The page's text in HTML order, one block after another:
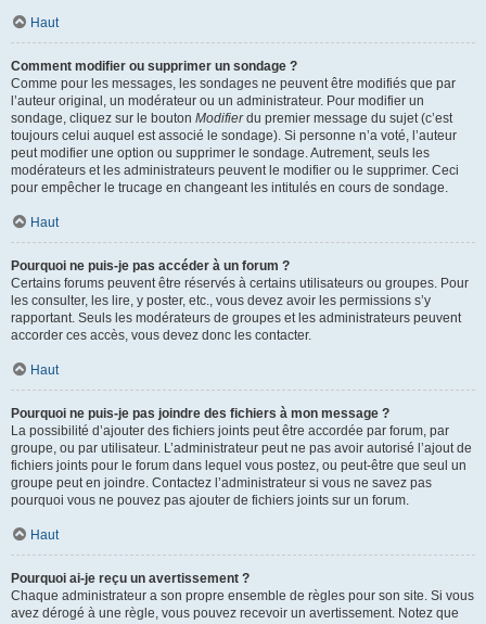
Haut
Comment modifier ou supprimer un sondage ?
Comme pour les messages, les sondages ne peuvent être modifiés que par
l’auteur original, un modérateur ou un administrateur. Pour modifier un
sondage, cliquez sur le bouton Modifierdu premier message du sujet (c’est
toujours celui auquel est associé le sondage). Si personne n’a voté, l’auteur
peut modifier une option ou supprimer le sondage. Autrement, seuls les
modérateurs et les administrateurs peuvent le modifier ou le supprimer. Ceci
pour empêcher le trucage en changeant les intitulés en cours de sondage.
Haut
Pourquoi ne puis-je pas accéder à un forum ?
Certains forums peuvent être réservés à certains utilisateurs ou groupes. Pour
les consulter, les lire, y poster, etc., vous devez avoir les permissions s’y
rapportant. Seuls les modérateurs de groupes et les administrateurs peuvent
accorder ces accès, vous devez donc les contacter.
Haut
Pourquoi ne puis-je pas joindre des fichiers à mon message ?
La possibilité d’ajouter des fichiers joints peut être accordée par forum, par
groupe, ou par utilisateur. L’administrateur peut ne pas avoir autorisé l’ajout de
fichiers joints pour le forum dans lequel vous postez, ou peut-être que seul un
groupe peut en joindre. Contactez l’administrateur si vous ne savez pas
pourquoi vous ne pouvez pas ajouter de fichiers joints sur un forum.
Haut
Pourquoi ai-je reçu un avertissement ?
Chaque administrateur a son propre ensemble de règles pour son site. Si vous
avez dérogé à une règle, vous pouvez recevoir un avertissement. Notez que